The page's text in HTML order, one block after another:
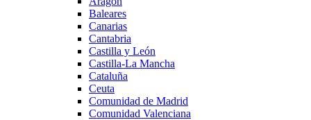
Baleares
Canarias
Cantabria
Castilla y León
Castilla-La Mancha
Cataluña
Ceuta
Comunidad de Madrid
Comunidad Valenciana